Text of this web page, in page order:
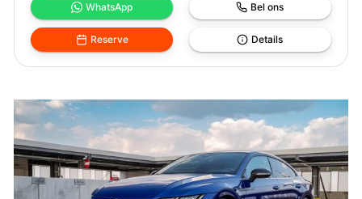
WhatsApp Bel ons
Reserve Details